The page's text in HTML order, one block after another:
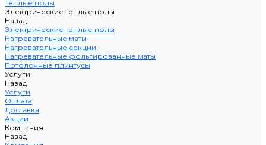
Теплые полы
Электрические теплые полы
Назад
Электрические теплые полы
Нагревательные маты
Нагревательные секции
Нагревательные фольгированные маты
Потолочные плинтусы
Услуги
Назад
Услуги
Оплата
Доставка
Акции
Компания
Назад